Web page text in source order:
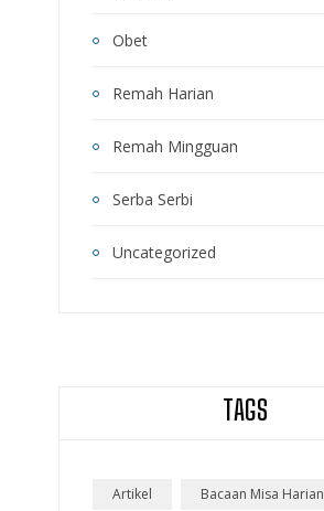
Obet
Remah Harian
Remah Mingguan
Serba Serbi
Uncategorized
TAGS
Artikel Bacaan Misa Harian